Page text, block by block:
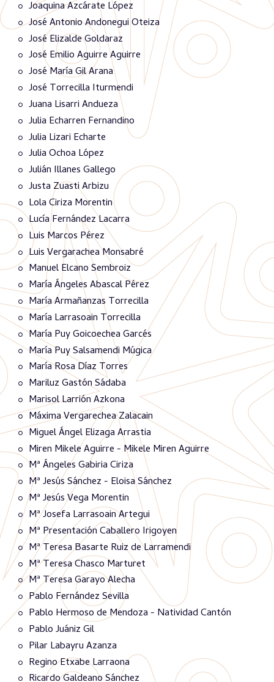
Joaquina Azcárate López
José Antonio Andonegui Oteiza
José Elizalde Goldaraz
José Emilio Aguirre Aguirre
José María Gil Arana
José Torrecilla Iturmendi
Juana Lisarri Andueza
Julia Echarren Fernandino
Julia Lizari Echarte
Julia Ochoa López
Julián Illanes Gallego
Justa Zuasti Arbizu
Lola Ciriza Morentin
Lucía Fernández Lacarra
Luis Marcos Pérez
Luis Vergarachea Monsabré
Manuel Elcano Sembroiz
María Ángeles Abascal Pérez
María Armañanzas Torrecilla
María Larrasoain Torrecilla
María Puy Goicoechea Garcés
María Puy Salsamendi Múgica
María Rosa Díaz Torres
Mariluz Gastón Sádaba
Marisol Larrión Azkona
Máxima Vergarechea Zalacain
Miguel Ángel Elizaga Arrastia
Miren Mikele Aguirre - Mikele Miren Aguirre
Mª Ángeles Gabiria Ciriza
Mª Jesús Sánchez - Eloisa Sánchez
Mª Jesús Vega Morentin
Mª Josefa Larrasoain Artegui
Mª Presentación Caballero Irigoyen
Mª Teresa Basarte Ruiz de Larramendi
Mª Teresa Chasco Marturet
Mª Teresa Garayo Alecha
Pablo Fernández Sevilla
Pablo Hermoso de Mendoza - Natividad Cantón
Pablo Juániz Gil
Pilar Labayru Azanza
Regino Etxabe Larraona